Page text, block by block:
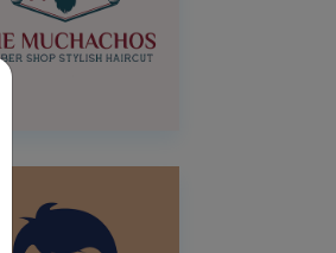
Close